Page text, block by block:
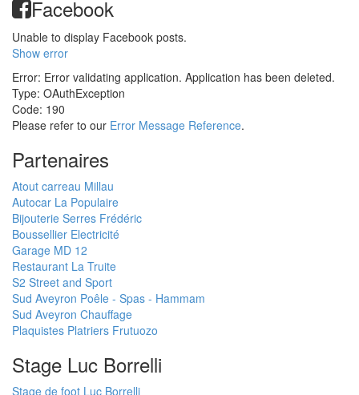
Facebook
Unable to display Facebook posts.
Show error
Error: Error validating application. Application has been deleted.
Type: OAuthException
Code: 190
Please refer to our Error Message Reference.
Partenaires
Atout carreau Millau
Autocar La Populaire
Bijouterie Serres Frédéric
Boussellier Electricité
Garage MD 12
Restaurant La Truite
S2 Street and Sport
Sud Aveyron Poêle - Spas - Hammam
Sud Aveyron Chauffage
Plaquistes Platriers Frutuozo
Stage Luc Borrelli
Stage de foot Luc Borrelli